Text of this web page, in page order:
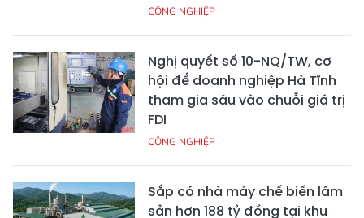
CÔNG NGHIỆP
Nghị quyết số 10-NQ/TW, cơ
hội để doanh nghiệp Hà Tĩnh
tham gia sâu vào chuỗi giá trị
FDI
CÔNG NGHIỆP
Sắp có nhà máy chế biến lâm
sản hơn 188 tỷ đồng tại khu